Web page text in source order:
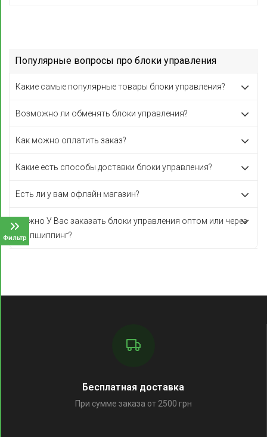
Фильтр
Популярные вопросы про блоки управления
Какие самые популярные товары блоки управления?
Возможно ли обменять блоки управления?
Как можно оплатить заказ?
Какие есть способы доставки блоки управления?
Есть ли у вам офлайн магазин?
Можно У Вас заказать блоки управления оптом или через
дропшиппинг?
Бесплатная доставка
При сумме заказа от 2500 грн